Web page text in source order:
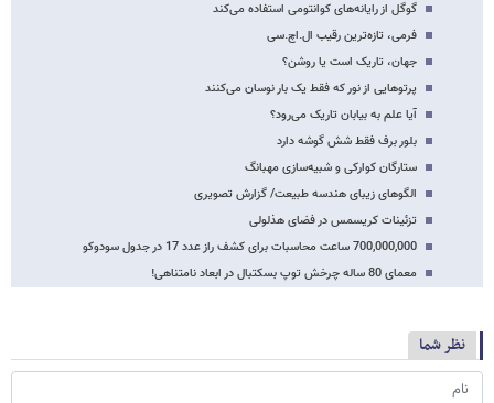
گوگل از رایانه‌های کوانتومی استفاده می‌کند
فرمی، تازه‌ترین رقیب ال.اچ.سی
جهان، تاریک است یا روشن؟
پرتوهایی از نور که فقط یک بار نوسان می‌کنند
آیا علم به بیابان تاریک می‌رود؟
بلور برف فقط شش گوشه دارد
ستارگان کوارکی و شبیه‌سازی مهبانگ
الگوهای زیبای هندسه طبیعت/ گزارش تصویری
تزئینات کریسمس در فضای هذلولی
700,000,000 ساعت محاسبات برای کشف راز عدد 17 در جدول سودوکو
معمای 80 ساله چرخش توپ بسکتبال در ابعاد نامتناهی!
نظر شما